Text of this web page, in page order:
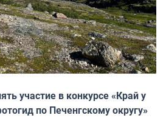
участие в конкурсе «Край у
по Печенгскому округу»